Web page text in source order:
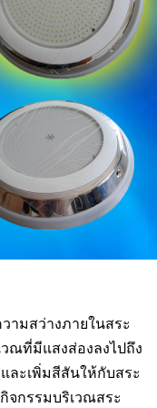
ามสว่างภายในสระ
ณที่มีแสงส่องลงไปถึง
ละเพิ่มสีสันให้กับสระ
จกรรมบริเวณสระ